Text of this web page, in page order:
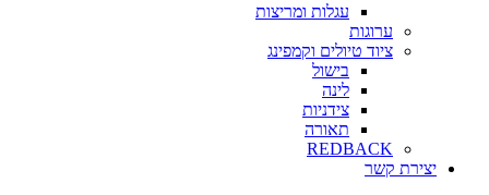
עגלות ומריצות
ערוגות
ציוד טיולים וקמפינג
בישול
לינה
צידניות
תאורה
REDBACK
יצירת קשר